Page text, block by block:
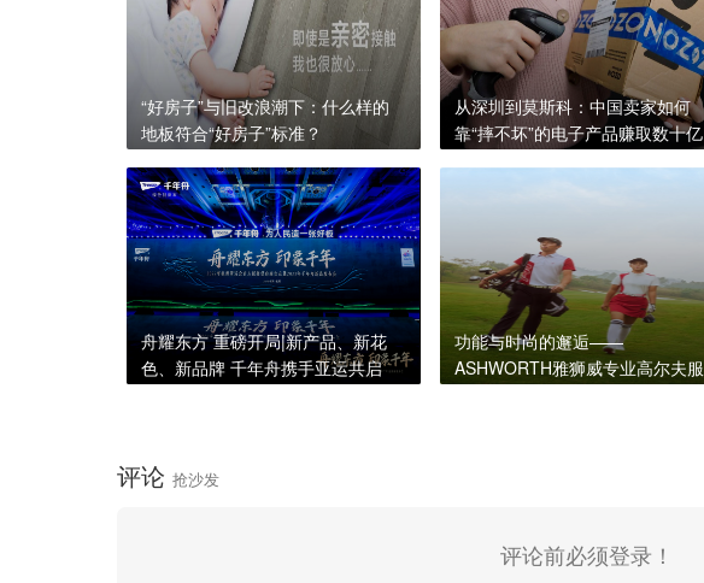
“好房子”与旧改浪潮下：什么样的
地板符合“好房子”标准？
从深圳到莫斯科：中国卖家如何
靠“摔不坏”的电子产品赚取数十亿
舟耀东方 重磅开局|新产品、新花
色、新品牌 千年舟携手亚运共启
功能与时尚的邂逅——
ASHWORTH雅狮威专业高尔夫服
评论 抢沙发
评论前必须登录！